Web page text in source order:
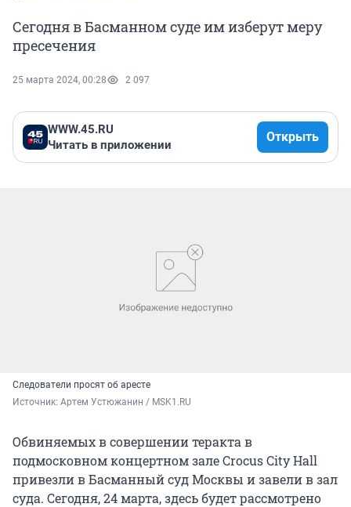
Сегодня в Басманном суде им изберут меру
пресечения
25 марта 2024, 00:28 2 097
WWW.45.RU
Читать в приложении
Открыть
Следователи просят об аресте
Источник: Артем Устюжанин / MSK1.RU
Обвиняемых в совершении теракта в
подмосковном концертном зале Crocus City Hall
привезли в Басманный суд Москвы и завели в зал
суда. Сегодня, 24 марта, здесь будет рассмотрено